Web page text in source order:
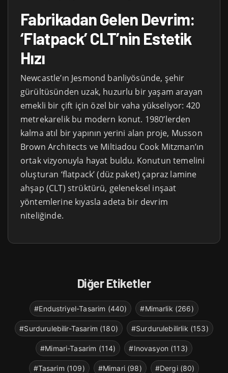
Fabrikadan Gelen Devrim:
‘Flatpack’ CLT’nin Estetik
Hızı
Newcastle’ın Jesmond banliyösünde, şehir
gürültüsünden uzak, huzurlu bir yaşam arayan
emekli bir çift için özel bir vaha yükseliyor: 420
metrekarelik bu modern konut. 1980’lerden
kalma atıl bir yapının yerini alan proje, Musson
Brown Architects ve Miltiadou Cook Mitzman’ın
ortak vizyonuyla hayat buldu. Konutun temelini
oluşturan ‘flatpack’ (düz paket) çapraz lamine
ahşap (CLT) strüktürü, geleneksel inşaat
yöntemlerine kıyasla adeta bir devrim
niteliğinde.
Diğer Etiketler
#Endustriyel-Tasarim (440) #Mimarlik (266)
#Surdurulebilir-Tasarim (180) #Surdurulebilirlik (153)
#Mimari-Tasarim (114) #Inovasyon (113)
#Tasarim (109) #Mimari (98) #Dergi (80)